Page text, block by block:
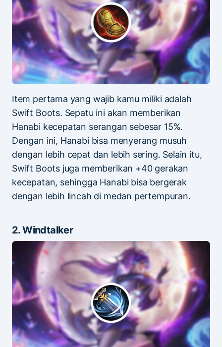
Item pertama yang wajib kamu miliki adalah
Swift Boots. Sepatu ini akan memberikan
Hanabi kecepatan serangan sebesar 15%.
Dengan ini, Hanabi bisa menyerang musuh
dengan lebih cepat dan lebih sering. Selain itu,
Swift Boots juga memberikan +40 gerakan
kecepatan, sehingga Hanabi bisa bergerak
dengan lebih lincah di medan pertempuran.
2. Windtalker